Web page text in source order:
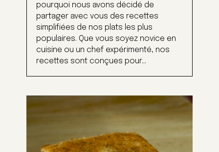
pourquoi nous avons décidé de
partager avec vous des recettes
simplifiées de nos plats les plus
populaires. Que vous soyez novice en
cuisine ou un chef expérimenté, nos
recettes sont conçues pour...